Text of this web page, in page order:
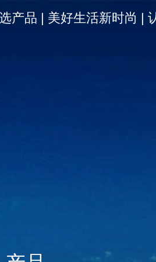
产品 | 美好生活新时尚 |